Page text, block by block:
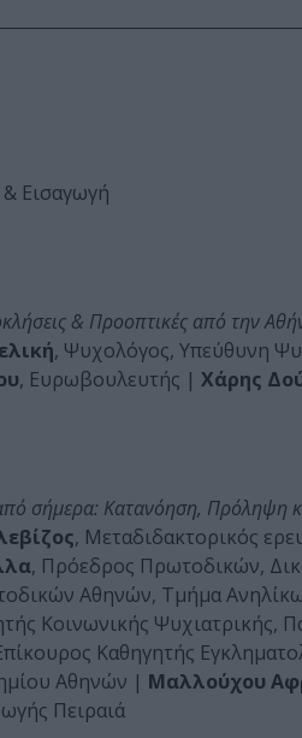
& Εισαγωγή
& Προοπτικές από την
, Ψυχολόγος, Υπεύθυνη
, Ευρωβουλευτής | Χάρης
σήμερα: Κατανόηση, Πρόληψη
, Μεταδιδακτορικός
, Πρόεδρος Πρωτοδικών,
Αθηνών, Τμήμα
Κοινωνικής Ψυχιατρικής,
Καθηγητής
Αθηνών | Μαλλούχου
Πειραιά